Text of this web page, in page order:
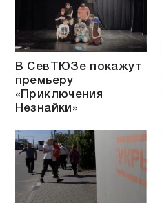
В СевТЮЗе покажут
премьеру
«Приключения
Незнайки»